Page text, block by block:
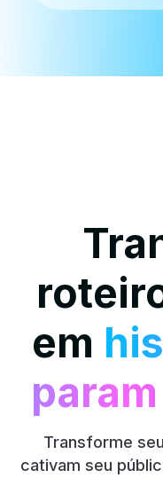
em
Transforme
cativam seu